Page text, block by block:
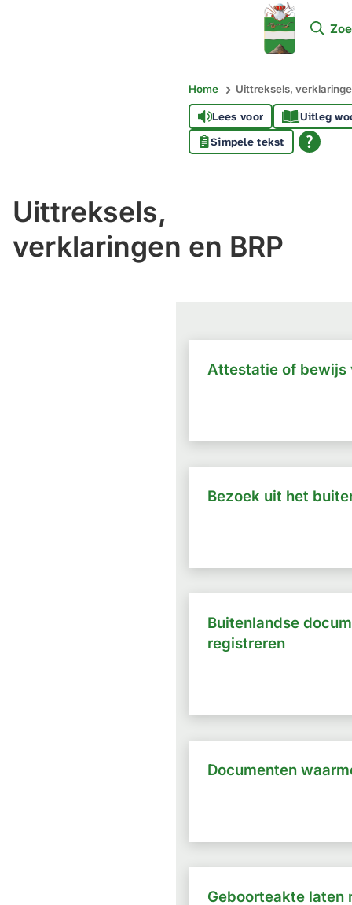
Mijn
Soest
Home Uittreksels,
Lees voor
Uitleg
Simpele tekst
Uittreksels,
verklaringen en BRP
Attestatie of bewijs
Bezoek uit het
Buitenlandse
registreren
Documenten
Geboorteakte laten